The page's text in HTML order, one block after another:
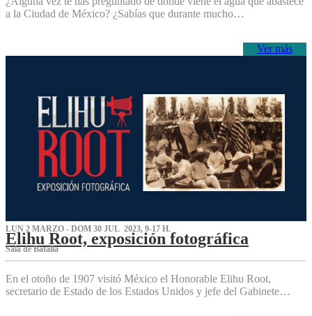
a la Ciudad de México? ¿Sabías que durante mucho…
Ver más
LUN 2 MARZO - DOM 30 JUL 2023, 9-17 H.
Elihu Root, exposición fotográfica
Sala de Batalla
En el otoño de 1907 visitó México el Honorable Elihu Root,
secretario de Estado de los Estados Unidos y jefe del Gabinete…